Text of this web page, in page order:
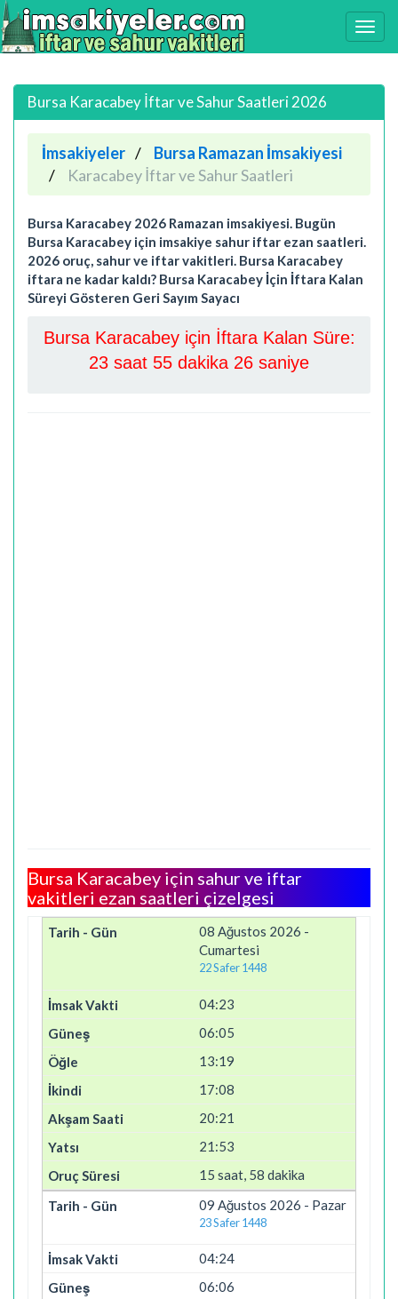
Bursa Karacabey İftar ve Sahur Saatleri 2026
İmsakiyeler
Bursa Ramazan İmsakiyesi
Karacabey İftar ve Sahur Saatleri
Bursa Karacabey 2026 Ramazan imsakiyesi. Bugün
Bursa Karacabey için imsakiye sahur iftar ezan saatleri.
2026 oruç, sahur ve iftar vakitleri. Bursa Karacabey
iftara ne kadar kaldı? Bursa Karacabey İçin İftara Kalan
Süreyi Gösteren Geri Sayım Sayacı
Bursa Karacabey için İftara Kalan Süre:
23 saat 55 dakika 25 saniye
Bursa Karacabey için sahur ve iftar
vakitleri ezan saatleri çizelgesi
08 Ağustos 2026 -
Cumartesi
22 Safer 1448
04:23
06:05
13:19
17:08
20:21
21:53
15 saat, 58 dakika
09 Ağustos 2026 - Pazar
23 Safer 1448
04:24
06:06